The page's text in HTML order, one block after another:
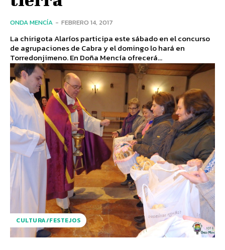
ONDA MENCÍA - FEBRERO 14, 2017
La chirigota Alaríos participa este sábado en el concurso
de agrupaciones de Cabra y el domingo lo hará en
Torredonjimeno. En Doña Mencía ofrecerá...
CULTURA/FESTEJOS